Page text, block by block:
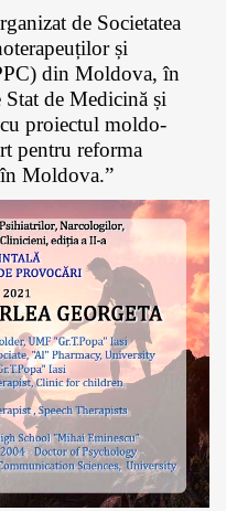
de Societatea
și
din Moldova, în
Stat de Medicină și
proiectul moldo-
pentru reforma
Moldova.”